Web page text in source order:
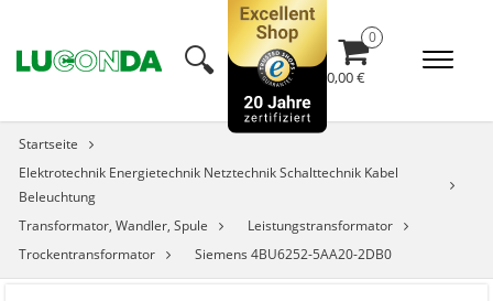
🔍︎ 0,00 €
Startseite
Elektrotechnik Energietechnik Netztechnik Schalttechnik Kabel
Beleuchtung
Transformator, Wandler, Spule
Leistungstransformator
Trockentransformator
Siemens 4BU6252-5AA20-2DB0